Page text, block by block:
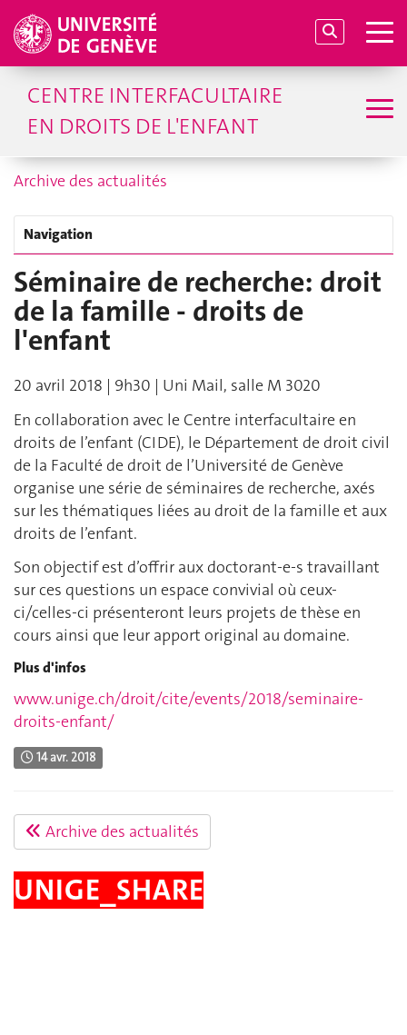
CENTRE INTERFACULTAIRE
EN DROITS DE L'ENFANT
Archive des actualités
Navigation
Séminaire de recherche: droit
de la famille - droits de
l'enfant
20 avril 2018 | 9h30 | Uni Mail, salle M 3020
En collaboration avec le Centre interfacultaire en
droits de l’enfant (CIDE), le Département de droit civil
de la Faculté de droit de l’Université de Genève
organise une série de séminaires de recherche, axés
sur les thématiques liées au droit de la famille et aux
droits de l’enfant.
Son objectif est d’offrir aux doctorant-e-s travaillant
sur ces questions un espace convivial où ceux-
ci/celles-ci présenteront leurs projets de thèse en
cours ainsi que leur apport original au domaine.
Plus d'infos
www.unige.ch/droit/cite/events/2018/seminaire-
droits-enfant/
14 avr. 2018
Archive des actualités
UNIGE_SHARE